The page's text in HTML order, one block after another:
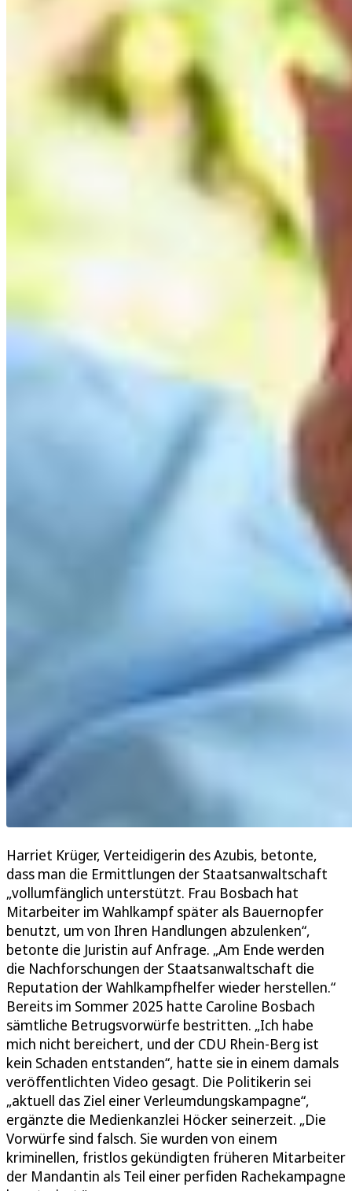
Harriet Krüger, Verteidigerin des Azubis, betonte,
dass man die Ermittlungen der Staatsanwaltschaft
„vollumfänglich unterstützt. Frau Bosbach hat
Mitarbeiter im Wahlkampf später als Bauernopfer
benutzt, um von Ihren Handlungen abzulenken“,
betonte die Juristin auf Anfrage. „Am Ende werden
die Nachforschungen der Staatsanwaltschaft die
Reputation der Wahlkampfhelfer wieder herstellen.“
Bereits im Sommer 2025 hatte Caroline Bosbach
sämtliche Betrugsvorwürfe bestritten. „Ich habe
mich nicht bereichert, und der CDU Rhein-Berg ist
kein Schaden entstanden“, hatte sie in einem damals
veröffentlichten Video gesagt. Die Politikerin sei
„aktuell das Ziel einer Verleumdungskampagne“,
ergänzte die Medienkanzlei Höcker seinerzeit. „Die
Vorwürfe sind falsch. Sie wurden von einem
kriminellen, fristlos gekündigten früheren Mitarbeiter
der Mandantin als Teil einer perfiden Rachekampagne